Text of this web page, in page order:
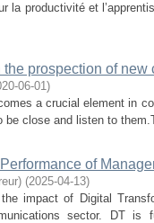
la productivité et
prospection of new
06-01)
a crucial element in
close and listen to
of
(2025-04-13)
impact of Digital
sector. DT is